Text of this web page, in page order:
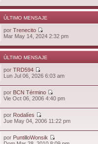
ÚLTIMO MENSAJE
porTrenecito
Mar May 14, 2024 2:32 pm
ÚLTIMO MENSAJE
porTRD594
Lun Jul 06, 2026 6:03 am
por BCN Término
Vie Oct 06, 2006 4:40 pm
por Rodalíes
Jue May 04, 2006 11:22 pm
por PuntilloWonsik